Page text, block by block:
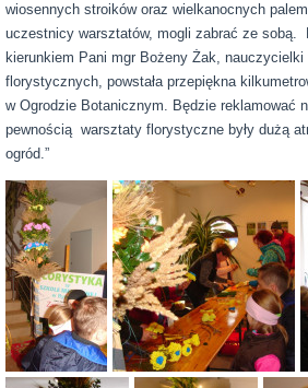
wiosennych stroików oraz wielkanocnych
uczestnicy warsztatów, mogli zabrać ze
kierunkiem Pani mgr Bożeny Żak, nauczycielki
florystycznych, powstała przepiękna
w Ogrodzie Botanicznym. Będzie reklamować
pewnością warsztaty florystyczne były dużą
ogród.”